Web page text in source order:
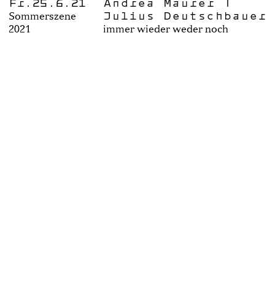
Sommerszene
2021
Julius Deutschbauer
immer wieder weder noch